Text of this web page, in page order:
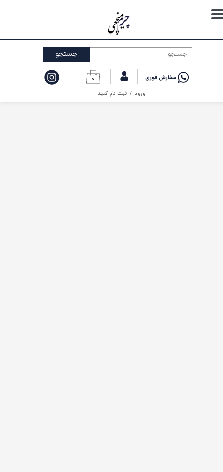
۰
ورود / ثبت نام کنید
حساب کاربری من
تغییر گذر واژه
خروج از حساب کاربری
جستجو